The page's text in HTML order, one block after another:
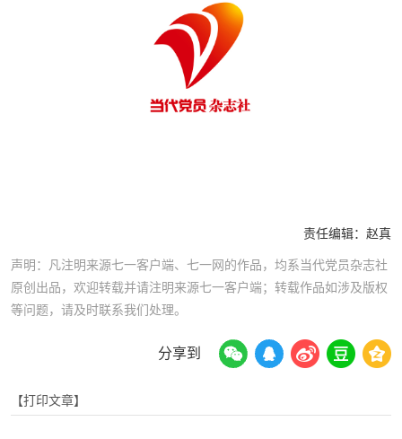
责任编辑： 赵真
声明：凡注明来源七一客户端、七一网的作品，均系当代党员杂志社
原创出品，欢迎转载并请注明来源七一客户端；转载作品如涉及版权
等问题，请及时联系我们处理。
分享到
【打印文章】